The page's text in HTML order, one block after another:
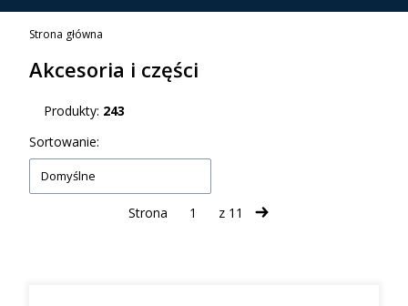
Strona główna
Akcesoria i części
Produkty: 243
Lista produktów
Sortowanie:
Domyślne
Strona z 11 Następne produkty